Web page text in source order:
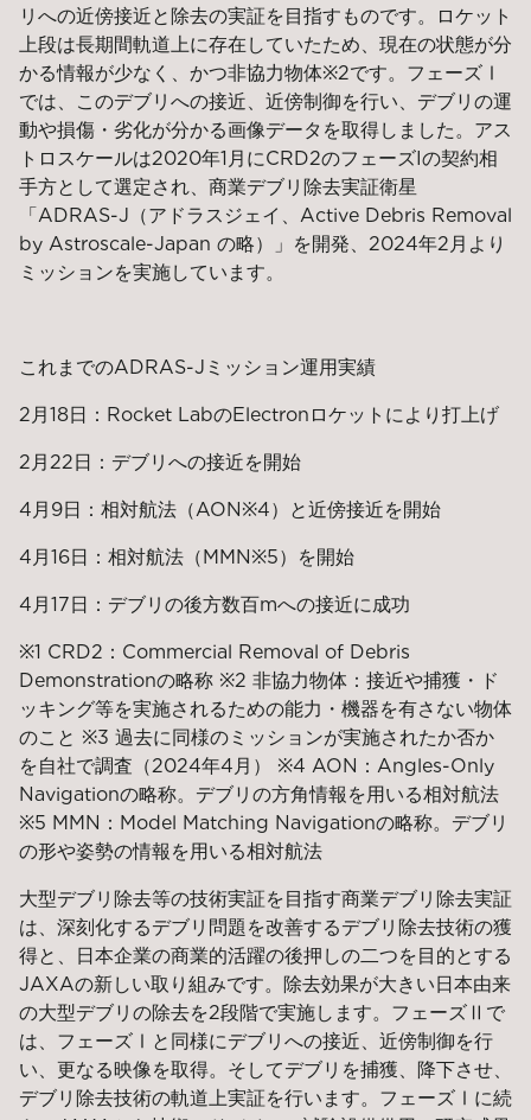
リへの近傍接近と除去の実証を目指すものです。ロケット
上段は長期間軌道上に存在していたため、現在の状態が分
かる情報が少なく、かつ非協力物体※2です。フェーズⅠ
では、このデブリへの接近、近傍制御を行い、デブリの運
動や損傷・劣化が分かる画像データを取得しました。アス
トロスケールは2020年1月にCRD2のフェーズIの契約相
手方として選定され、商業デブリ除去実証衛星
「ADRAS-J（アドラスジェイ、Active Debris Removal
by Astroscale-Japan の略）」を開発、2024年2月より
ミッションを実施しています。
これまでのADRAS-Jミッション運用実績
2月18日：Rocket LabのElectronロケットにより打上げ
2月22日：デブリへの接近を開始
4月9日：相対航法（AON※4）と近傍接近を開始
4月16日：相対航法（MMN※5）を開始
4月17日：デブリの後方数百mへの接近に成功
※1 CRD2：Commercial Removal of Debris
Demonstrationの略称 ※2 非協力物体：接近や捕獲・ド
ッキング等を実施されるための能力・機器を有さない物体
のこと ※3 過去に同様のミッションが実施されたか否か
を自社で調査（2024年4月） ※4 AON：Angles-Only
Navigationの略称。デブリの方角情報を用いる相対航法
※5 MMN：Model Matching Navigationの略称。デブリ
の形や姿勢の情報を用いる相対航法
大型デブリ除去等の技術実証を目指す商業デブリ除去実証
は、深刻化するデブリ問題を改善するデブリ除去技術の獲
得と、日本企業の商業的活躍の後押しの二つを目的とする
JAXAの新しい取り組みです。除去効果が大きい日本由来
の大型デブリの除去を2段階で実施します。フェーズⅡで
は、フェーズⅠと同様にデブリへの接近、近傍制御を行
い、更なる映像を取得。そしてデブリを捕獲、降下させ、
デブリ除去技術の軌道上実証を行います。フェーズⅠに続